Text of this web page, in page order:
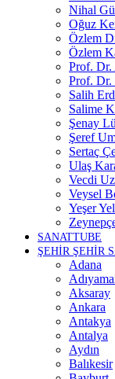
Nihal
Oğuz
Özlem
Özlem
Prof. Dr.
Prof. Dr.
Salih
Salime
Şenay
Şeref
Sertaç
Ulaş
Vecdi
Veysel
Yeşer
SANATTUBE
ŞEHİR ŞEHİR
Adana
Aksaray
Ankara
Antakya
Antalya
Aydın
Balıkesir